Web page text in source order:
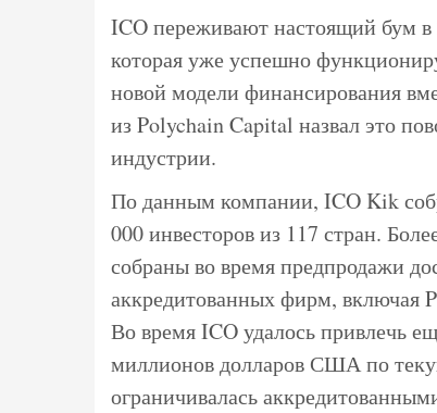
ICO переживают настоящий бум в
которая уже успешно
новой модели финансирования
из Polychain Capital назвал это
индустрии.
По данным компании, ICO Kik
000 инвесторов из 117 стран.
собраны во время предпродажи
аккредитованных фирм, включая
Во время ICO удалось привлечь
миллионов долларов США по
ограничивалась